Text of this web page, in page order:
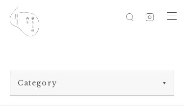
Category